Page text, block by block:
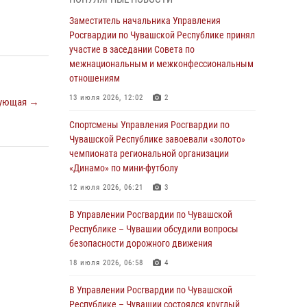
→
В июле сотрудники вневедомственной
охраны Росгвардии задержали более 200
граждан, подозреваемых в совершении
правонарушений
03 августа 2026, 08:20
В Росгвардии вспоминают российских
воинов, погибших в Первой мировой войне
1914-1918 годов
01 августа 2026, 07:19
подозреваемого в причинении тяжкого вреда
здоровью
01 августа 2026, 06:12
национальной гвардии Российской
Федерации
Заместитель начальника Управления
Росгвардии по Чувашской Республике принял
участие в заседании Совета по
межнациональным и межконфессиональным
отношениям
13 июля 2026, 12:02 2
Спортсмены Управления Росгвардии по
Чувашской Республике завоевали «золото»
чемпионата региональной организации
«Динамо» по мини-футболу
12 июля 2026, 06:21 3
В Управлении Росгвардии по Чувашской
Республике – Чувашии обсудили вопросы
безопасности дорожного движения
18 июля 2026, 06:58 4
В Управлении Росгвардии по Чувашской
Республике – Чувашии состоялся круглый